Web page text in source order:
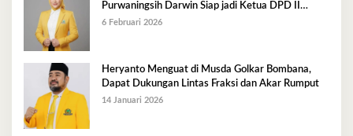
Purwaningsih Darwin Siap jadi Ketua DPD II
Golkar Mubar
6 Februari 2026
Heryanto Menguat di Musda Golkar Bombana,
Dapat Dukungan Lintas Fraksi dan Akar Rumput
14 Januari 2026